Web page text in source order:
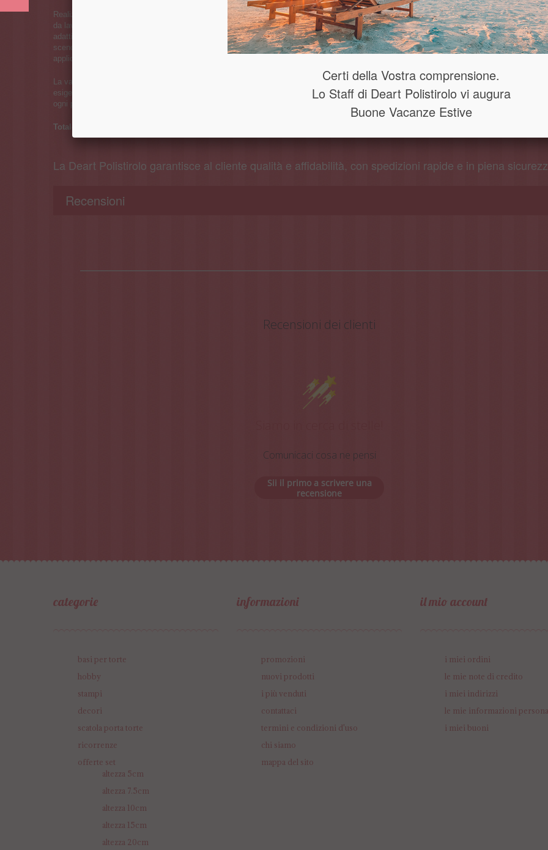
Realizzati in polistirolo leggero e resistente, questi elementi sono facili
da lavorare, tagliare, rivestire e decorare. La superficie uniforme li rende
adatti alla realizzazione di composizioni decorative, strutture
scenografiche, espositori, allestimenti per eventi e numerose
applicazioni creative.
La varietà dei diametri disponibili permette di rispondere a diverse
esigenze professionali e hobbistiche, offrendo versatilità e praticità in
ogni progetto.
Totale assortimento: 60 pezzi, altezza 5 cm.
La Deart Polistirolo garantisce al cliente qualità e affidabilità, con spedizioni rapide e in piena
Recensioni
Recensioni dei clienti
Comunicaci cosa ne pensi
Sii il primo a scrivere una
recensione
categorie
basi per torte
hobby
stampi
decori
scatola porta torte
ricorrenze
offerte set
altezza 5cm
altezza 7.5cm
altezza 10cm
altezza 15cm
altezza 20cm
informazioni
promozioni
nuovi prodotti
i più venduti
contattaci
termini e condizioni d'uso
chi siamo
mappa del sito
il mio account
i miei ordini
le mie note di credito
i miei indirizzi
le mie informazioni
i miei buoni
Certi della Vostra comprensione.
Lo Staff di Deart Polistirolo vi augura
Buone Vacanze Estive